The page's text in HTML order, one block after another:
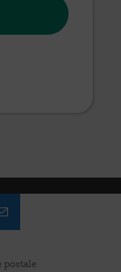
postale